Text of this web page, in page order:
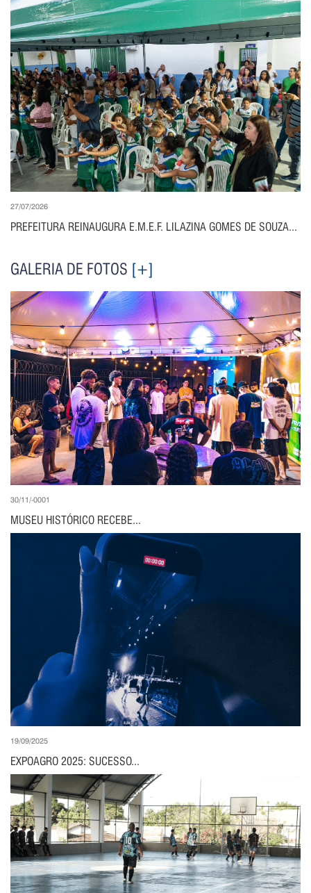
27/07/2026
PREFEITURA REINAUGURA E.M.E.F. LILAZINA GOMES DE SOUZA...
GALERIA DE FOTOS [+]
30/11/-0001
MUSEU HISTÓRICO RECEBE...
19/09/2025
EXPOAGRO 2025: SUCESSO...